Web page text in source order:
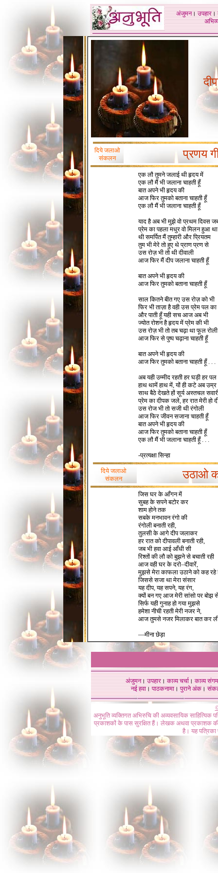
अंजुमन।उपहार।
दिये जलाओ
संकलन
प्रणय
एक लौ तुमने जलाई थी हृदय में
एक लौ मैं भी जलाना चाहती हूँ
बात अपने भी हृदय की
आज फिर तुमको बताना चाहती हूँ
एक लौ मैं भी जलाना चाहती हूँ
याद है अब भी मुझे वो प्रथम दिवस
प्रेम का पहला मधुर वो मिलन हुआ था
थी समर्पित मैं तुम्हारी और प्रियतम
तुम भी मेरे तो हुए थे प्राण प्रण से
उस रोज़ भी तो थी दीवाली
आज फिर मैं दीप जलाना चाहती हूँ
बात अपने भी हृदय की
आज फिर तुमको बताना चाहती हूँ
साल कितने बीत गए उस रोज़ को भी
फिर भी ताज़ा है वही उस प्रेम पल का
और पाती हूँ यही सच आज अब भी
ज्योत रोशन है हृदय में प्रेम की भी
उस रोज़ भी तो तब चढ़ा था फूल रोली
आज फिर से पुष्प चढ़ाना चाहती हूँ
बात अपने भी हृदय की
आज फिर तुमको बताना चाहती हूँ . . .
अब यही उम्मीद रहती हर घड़ी हर पल
हाथ थामें हाथ में, यों ही कटे अब उम्र
साथ बैठे देखते हों सूर्य अस्तचल
प्रेम का दीपक जले, हर रात मेरी हो
उस रोज भी तो सजी थी रंगोली
आज फिर जीवन सजाना चाहती हूँ
बात अपने भी हृदय की
आज फिर तुमको बताना चाहती हूँ
एक लौ मैं भी जलाना चाहती हूँ . . .
-प्रत्यक्षा सिन्हा
दिये जलाओ
संकलन
उठाओ
जिस घर के आँगन में
सुबह के सपने बटोर कर
शाम होने तक
सबके मनभावन रंगो की
रंगोली बनाती रही,
तुलसी के आगे दीप जलाकर
हर रात को दीपावली बनाती रही,
जब भी हवा आई आँधी सी
रिश्तों की लौ को बुझने से बचाती रही
आज वही घर के दरो–दीवारें,
मुझसे मेरा काफला उठाने को कह रहे
जिससे सजा था मेरा संसार
यह दीप, यह सपने, यह रंग,
क्यों बन गए आज मेरी सांसो पर बोझ
सिर्फ यही गुनाह हो गया मुझसे
हमेशा नीची रहती मेरी नजर ने,
आज तुमसे नजर मिलाकर बात कर
—मीना छेड़ा
अंजुमन।उपहार।काव्य चर्चा।काव्य संगम
नई हवा। पाठकनामा। पुराने अंक।
अनुभूति व्यक्तिगत अभिरुचि की अव्यवसायिक
प्रकाशकों के पास सुरक्षित हैं। लेखक अथवा प्रकाशक की
है। यह पत्रिका